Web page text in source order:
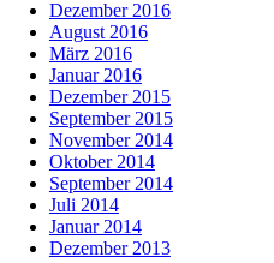
Dezember 2016
August 2016
März 2016
Januar 2016
Dezember 2015
September 2015
November 2014
Oktober 2014
September 2014
Juli 2014
Januar 2014
Dezember 2013